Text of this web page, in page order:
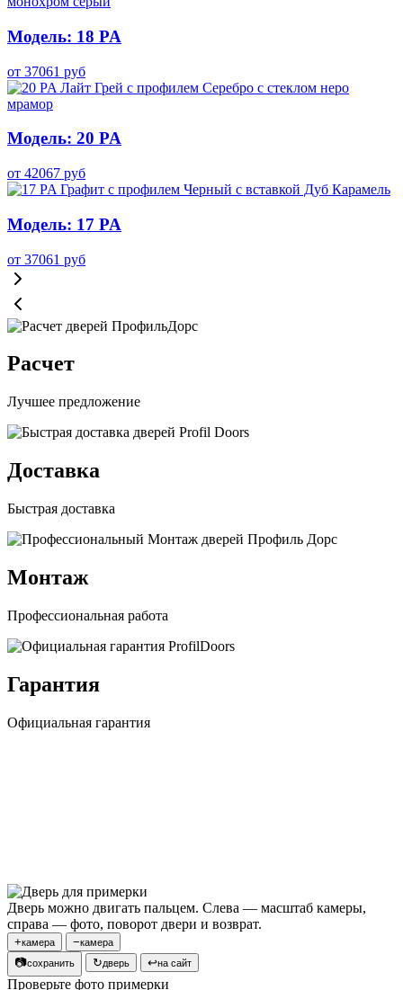
Модель: 18 PA
от 37061 руб
Модель: 20 PA
от 42067 руб
Модель: 17 PA
от 37061 руб
Расчет
Лучшее предложение
Доставка
Быстрая доставка
Монтаж
Профессиональная работа
Гарантия
Официальная гарантия
Дверь можно двигать пальцем. Слева — масштаб камеры,
справа — фото, поворот двери и возврат.
+камера −камера
📷сохранить ↻дверь ↩на сайт
Проверьте фото примерки